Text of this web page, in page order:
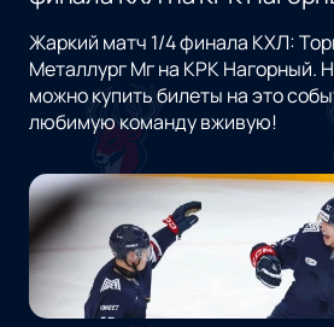
Жаркий матч 1/4 финала КХЛ:
Металлург Мг на КРК Нагорный.
можно купить билеты на это
любимую команду вживую!